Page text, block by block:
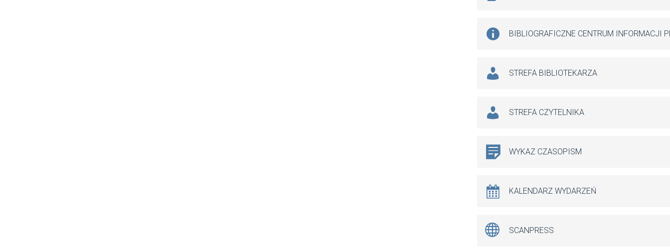
BIBLIOGRAFICZNE CENTRUM INFORMACJI
STREFA BIBLIOTEKARZA
STREFA CZYTELNIKA
WYKAZ CZASOPISM
KALENDARZ WYDARZEŃ
SCANPRESS